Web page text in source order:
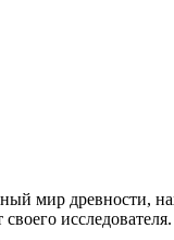
мир древности,